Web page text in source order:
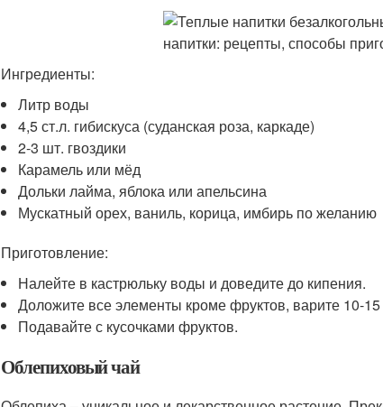
Ингредиенты:
Литр воды
4,5 ст.л. гибискуса (суданская роза, каркаде)
2-3 шт. гвоздики
Карамель или мёд
Дольки лайма, яблока или апельсина
Мускатный орех, ваниль, корица, имбирь по желанию
Приготовление:
Налейте в кастрюльку воды и доведите до кипения.
Доложите все элементы кроме фруктов, варите 10-
Подавайте с кусочками фруктов.
Облепиховый чай